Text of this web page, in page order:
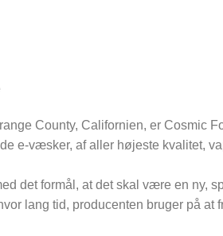
County, Californien, er Cosmic
e-væsker, af aller højeste kvalitet,
det formål, at det skal være en ny,
lang tid, producenten bruger på